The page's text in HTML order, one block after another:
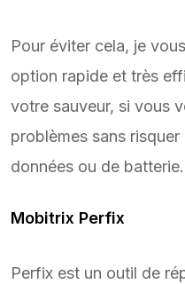
Pour éviter cela, je
option rapide et très
votre sauveur, si vous
problèmes sans
données ou de batterie.
Mobitrix Perfix
Perfix est un outil de